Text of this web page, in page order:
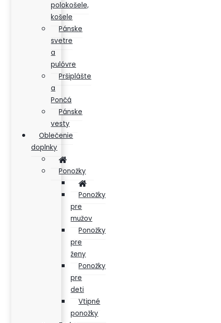
polokošele,
košele
Pánske
svetre
a
pulóvre
Pršiplášte
a
Pončá
Pánske
vesty
Oblečenie
doplnky
Ponožky
Ponožky
pre
mužov
Ponožky
pre
ženy
Ponožky
pre
deti
Vtipné
ponožky